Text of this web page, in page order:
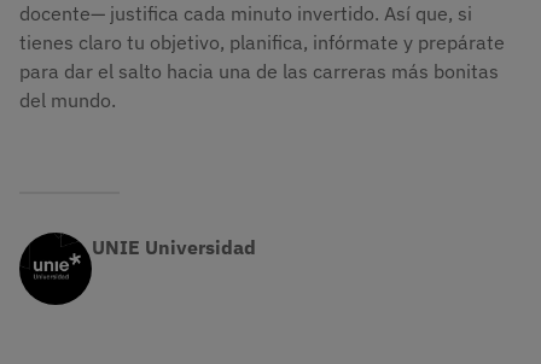
docente— justifica cada minuto invertido. Así que, si
tienes claro tu objetivo, planifica, infórmate y prepárate
para dar el salto hacia una de las carreras más bonitas
del mundo.
UNIE Universidad